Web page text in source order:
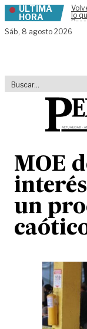
Skip to content
ÚLTIMA
HORA
lo
Sáb, 8 agosto 2026
MOE
un